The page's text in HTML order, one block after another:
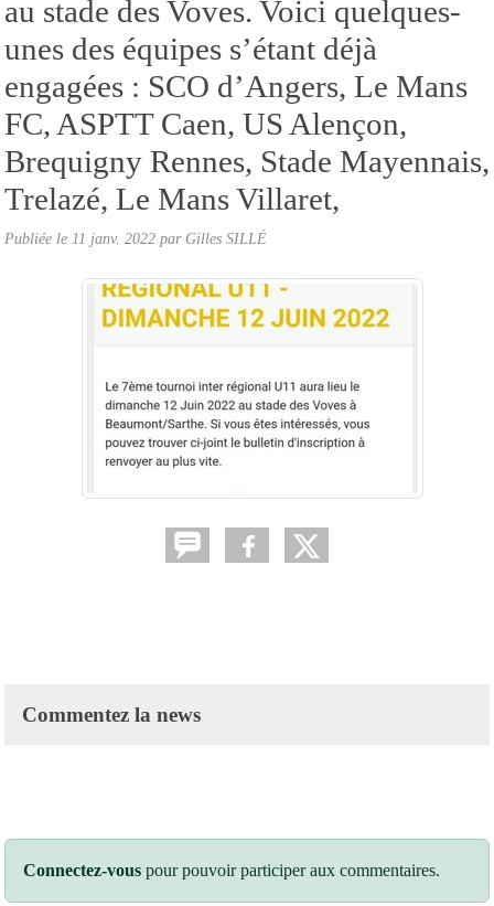
au stade des Voves. Voici quelques-
unes des équipes s’étant déjà
engagées : SCO d’Angers, Le Mans
FC, ASPTT Caen, US Alençon,
Brequigny Rennes, Stade Mayennais,
Trelazé, Le Mans Villaret,
Publiée le 11 janv. 2022 par Gilles SILLÉ
Commentez la news
Connectez-vous pour pouvoir participer aux commentaires.